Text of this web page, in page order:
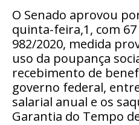
O Senado aprovou
quinta-feira,1, com 67
982/2020, medida
uso da poupança
recebimento de
governo federal,
salarial anual e os
Garantia do Tempo